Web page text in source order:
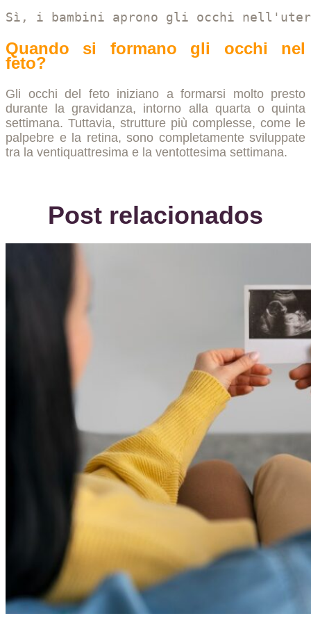
Sì, i bambini aprono gli occhi
Quando si formano gli occhi nel
feto?
Gli occhi del feto iniziano a formarsi molto presto
durante la gravidanza, intorno alla quarta o quinta
settimana. Tuttavia, strutture più complesse, come le
palpebre e la retina, sono completamente sviluppate
tra la ventiquattresima e la ventottesima settimana.
Post relacionados